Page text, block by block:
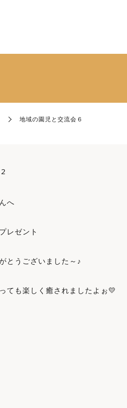
地域の園児と交流会６
へ
レゼント
とうございました～♪
ても楽しく癒されましたよぉ💛